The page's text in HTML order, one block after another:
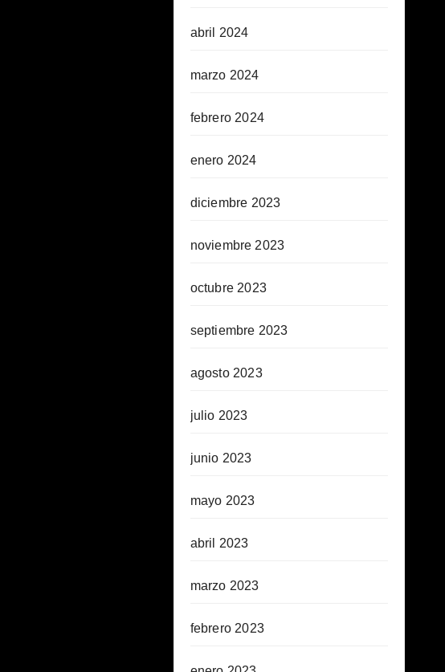
abril 2024
marzo 2024
febrero 2024
enero 2024
diciembre 2023
noviembre 2023
octubre 2023
septiembre 2023
agosto 2023
julio 2023
junio 2023
mayo 2023
abril 2023
marzo 2023
febrero 2023